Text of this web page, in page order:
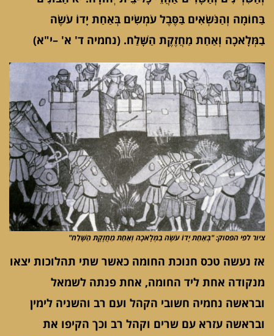
בַּחוֹמָה וְהַנֹּשְׂאִים בַּסֶּבֶל עֹמְשִׂים בְּאַחַת יָדוֹ עֹשֶׂה
בַמְּלָאכָה וְאַחַת מַחֲזֶקֶת הַשָּׁלַח. (נחמיה ד' א' –י"א)
ציור לפי הפסוק: "בְּאַחַת יָדוֹ עֹשֶׂה בַמְּלָאכָה וְאַחַת מַחֲזֶקֶת הַשָּׁלַח"
אז נעשה טכס חנוכת החומה כאשר שתי תהלוכות יצאו
מנקודה אחת ליד החומה, אחת פנתה לשמאל
ובראשה נחמיה חשובי הקהל ועם רב והשניה לימין
ובראשה עזרא עם שרים וקהל רב וכך הקיפו את